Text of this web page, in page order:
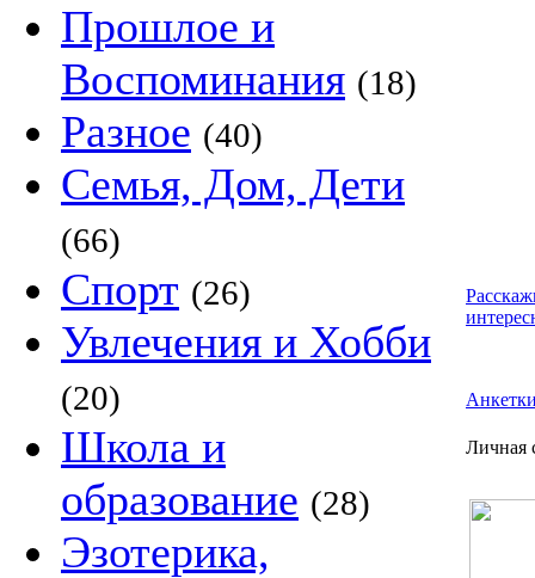
Прошлое и
Воспоминания (18)
Разное (40)
Семья, Дом, Дети
(66)
Спорт (26)
Увлечения и Хобби
(20)
Школа и
образование (28)
Эзотерика,
Личная